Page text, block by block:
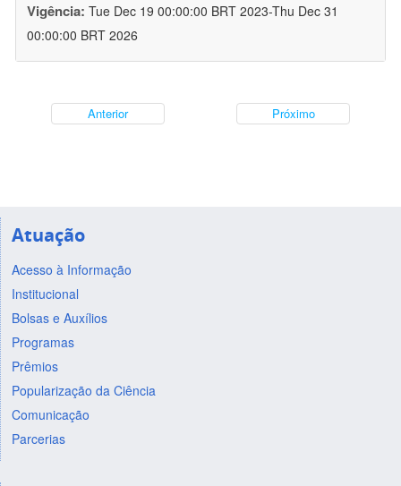
Vigência: Tue Dec 19 00:00:00 BRT 2023-Thu Dec 31
00:00:00 BRT 2026
Anterior Próximo
Atuação
Acesso à Informação
Institucional
Bolsas e Auxílios
Programas
Prêmios
Popularização da Ciência
Comunicação
Parcerias